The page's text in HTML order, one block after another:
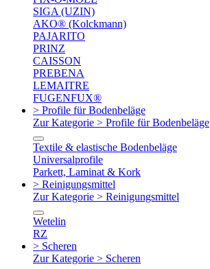
SIGA (UZIN)
AKO® (Kolckmann)
PAJARITO
PRINZ
CAISSON
PREBENA
LEMAITRE
FUGENFUX®
> Profile für Bodenbeläge
Zur Kategorie > Profile für Bodenbeläge
Textile & elastische Bodenbeläge
Universalprofile
Parkett, Laminat & Kork
> Reinigungsmittel
Zur Kategorie > Reinigungsmittel
Wetelin
RZ
> Scheren
Zur Kategorie > Scheren